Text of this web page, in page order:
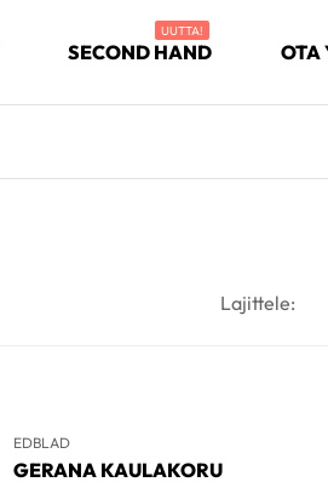
SECOND HAND
UUTTA!
OTA
Lajittele:
EDBLAD
GERANA KAULAKORU